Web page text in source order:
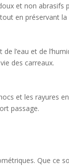
et non
en préservant
l’eau et de
des carreaux.
et les rayures
passage.
Que ce